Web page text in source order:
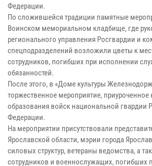
Федерации.
По сложившейся традиции памятные
Воинском мемориальном кладбище, где
регионального управления Росгвардии и
спецподразделений возложили цветы к
сотрудников, погибших при исполнении
обязанностей.
После этого, в «Доме культуры
торжественное мероприятие, приуроченное
образования войск национальной гвардии
Федерации.
На мероприятии присутствовали
Ярославской области, мэрии города
силовых структур, ветераны ведомства, а
сотрудников и военнослужащих, погибших